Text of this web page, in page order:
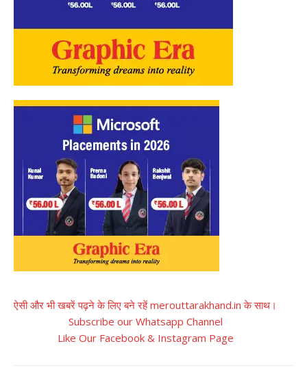
ऐसी और भी खबरें पढ़ने के लिए बने रहें merouttarakhand.in के साथ।
Subscribe our Whatsapp Channel
Like Our Facebook & Instagram Page